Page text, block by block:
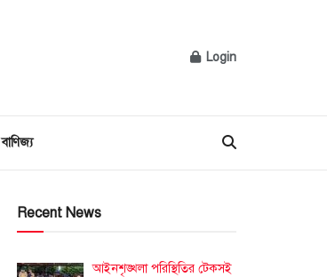
Login
বাণিজ্য
Recent News
আইনশৃঙ্খলা পরিস্থিতির টেকসই